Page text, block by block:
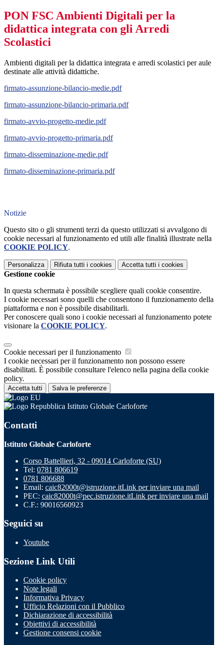
PON FSC Ambienti Digitali per la
didattica integrata con gli Arredi
Scolastici
Ambienti digitali per la didattica integrata e arredi scolastici per aule
destinate alle attività didattiche.
firmato-assunzione-bilancio-medie.pdf
firmato-assunzione-bilancio-primaria.pdf
firmato-avvio-progetto-medie.pdf
firmato-avvio-progetto-primaria.pdf
firmato-disseminazione-medie.pdf
firmato-disseminazione-primaria.pdf
Notizie
Questo sito o gli strumenti terzi da questo utilizzati si avvalgono di
cookie necessari al funzionamento ed utili alle finalità illustrate nella
COOKIE POLICY.
Personalizza Rifiuta tutti i cookies Accetta tutti i cookies
Gestione cookie
In questa schermata è possibile scegliere quali cookie consentire.
I cookie necessari sono quelli che consentono il funzionamento della
piattaforma e non è possibile disabilitarli.
Per conoscere quali sono i cookie necessari al funzionamento potete
visionare la COOKIE POLICY.
Cookie necessari per il funzionamento
I cookie necessari per il funzionamento non possono essere
disabilitati. È possibile consultare l'elenco nella pagina della cookie
policy.
Accetta tutti Salva le preferenze
Istituto Globale Carloforte
Contatti
Istituto Globale Carloforte
Corso Battellieri, 32 - 09014 Carloforte (SU)
Tel: 0781 806619
0781 806688
Email: caic82000t@istruzione.itLink per inviare una mail
PEC: caic82000t@pec.istruzione.itLink per inviare una mail
C.F.: 90016560923
Seguici su
Youtube
Sezione Link Utili
Cookie policy
Note legali
Informativa Privacy
Ufficio Relazioni con il Pubblico
Dichiarazione di accessibilità
Obiettivi di accessibilità
Gestione consensi cookie